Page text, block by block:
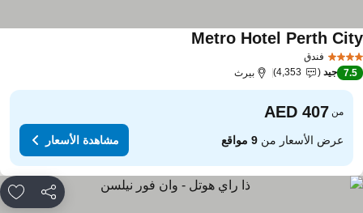
فندق
Metro Hotel Perthمشاهدة الأسعار
7.5 جيد 4,353 بيرث
من
عرض الأسعار من9 مواقع مشاهدة الأسعار
مشاركة